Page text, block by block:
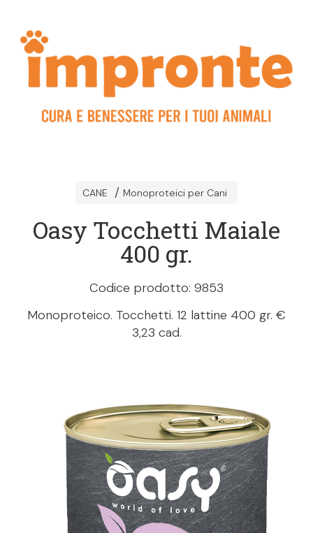
CANE Monoproteici per Cani
Oasy Tocchetti Maiale
400 gr.
Codice prodotto: 9853
Monoproteico. Tocchetti. 12 lattine 400 gr. €
3,23 cad.